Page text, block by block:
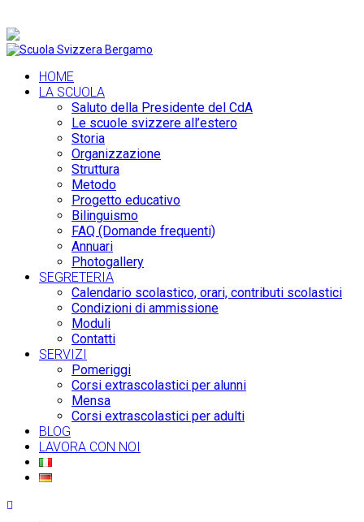
HOME
LA SCUOLA
Saluto della Presidente del CdA
Le scuole svizzere all’estero
Storia
Organizzazione
Struttura
Metodo
Progetto educativo
Bilinguismo
FAQ (Domande frequenti)
Annuari
Photogallery
SEGRETERIA
Calendario scolastico, orari, contributi scolastici
Condizioni di ammissione
Moduli
Contatti
SERVIZI
Pomeriggi
Corsi extrascolastici per alunni
Mensa
Corsi extrascolastici per adulti
BLOG
LAVORA CON NOI